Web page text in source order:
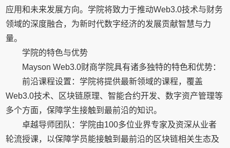
应用和未来发展方向。学院将致力于推动Web3.0技术与财务
领域的深度融合，为新时代数字经济的发展贡献智慧与力
量。
学院的特色与优势
Mayson Web3.0财商学院具有诸多独特的特色和优势：
前沿课程设置：学院将提供最新领域的课程，覆盖
Web3.0技术、区块链原理、智能合约开发、数字资产管理等
多个方面，保障学生接触到最前沿的知识。
卓越导师团队：学院由100多位业界专家及资深从业者
轮流授课，以保障学员能接触到最前沿的区块链相关生态及